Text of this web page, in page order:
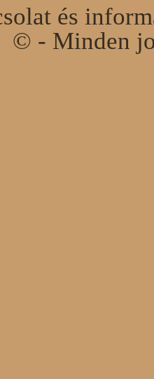
és
© - Minden